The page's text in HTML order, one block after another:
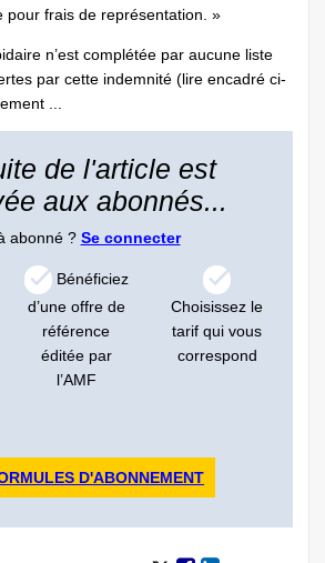
pour frais de représentation. »
n’est complétée par aucune liste
par cette indemnité (lire encadré ci-
...
de l'article est
aux abonnés...
abonné ? Se connecter
Bénéficiez
d’une offre de
référence
éditée par
l’AMF
Choisissez le
tarif qui vous
correspond
D'ABONNEMENT